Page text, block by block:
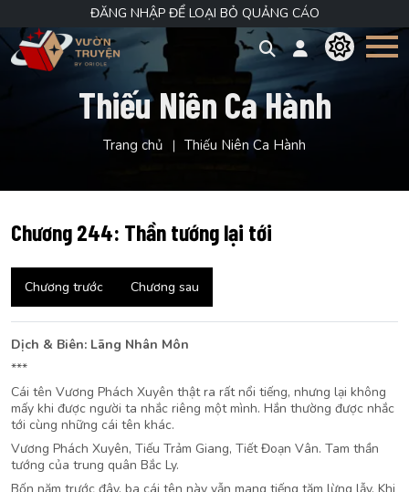
ĐĂNG NHẬP ĐỂ LOẠI BỎ QUẢNG CÁO
Thiếu Niên Ca Hành
Trang chủ Thiếu Niên Ca Hành
Chương 244: Thần tướng lại tới
Chương trước Chương sau
Dịch & Biên: Lãng Nhân Môn
***
Cái tên Vương Phách Xuyên thật ra rất nổi tiếng, nhưng lại không
mấy khi được người ta nhắc riêng một mình. Hắn thường được nhắc
tới cùng những cái tên khác.
Vương Phách Xuyên, Tiếu Trảm Giang, Tiết Đoạn Vân. Tam thần
tướng của trung quân Bắc Ly.